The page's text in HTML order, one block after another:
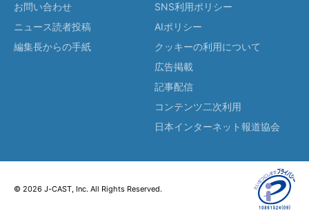
お問い合わせ
ニュース読者投稿
編集長からの手紙
SNS利用ポリシー
AIポリシー
クッキーの利用について
広告掲載
記事配信
コンテンツ二次利用
日本インターネット報道協会
© 2026 J-CAST, Inc. All Rights Reserved.